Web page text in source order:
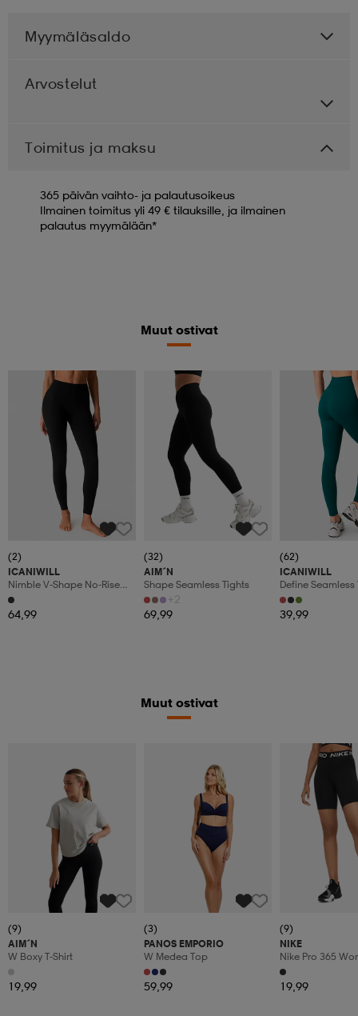
Myymäläsaldo
Arvostelut
Toimitus ja maksu
365 päivän vaihto- ja palautusoikeus
Ilmainen toimitus yli 49 € tilauksille, ja ilmainen
palautus myymälään*
Muut ostivat
(2)
ICANIWILL
Nimble V-Shape No-Rise
Tights W
64,99
(32)
AIM´N
Shape Seamless Tights
+2
69,99
(62)
ICANIWILL
Define Seamless
39,99
Muut ostivat
(9)
AIM´N
W Boxy T-Shirt
19,99
(3)
PANOS EMPORIO
W Medea Top
59,99
(9)
NIKE
Nike Pro 365
Shorts
19,99